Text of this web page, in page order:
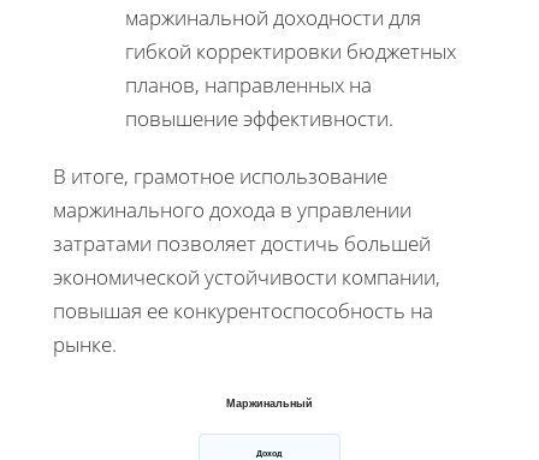
маржинальной доходности для
гибкой корректировки бюджетных
планов, направленных на
повышение эффективности.
В итоге, грамотное использование
маржинального дохода в управлении
затратами позволяет достичь большей
экономической устойчивости компании,
повышая ее конкурентоспособность на
рынке.
Маржинальный
Доход